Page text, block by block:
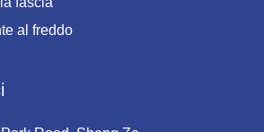
al freddo